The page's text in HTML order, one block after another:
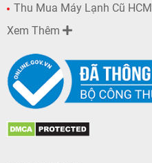
Thu Mua Máy Lạnh Cũ HCM
Xem Thêm